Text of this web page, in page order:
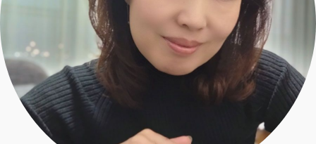
スペシャル占い
エクラプレミアムNEWS
通販ランキング
デジタルカタログ
エクラプレミアム通販
from編集部
インフォメーション
プレゼント
MAGAZINE